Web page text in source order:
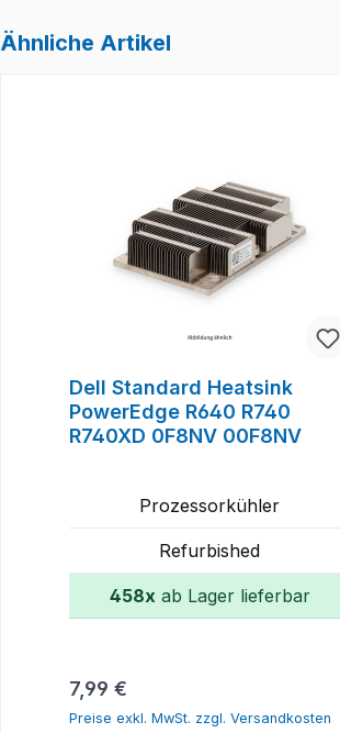
Ähnliche Artikel
Dell Standard Heatsink
PowerEdge R640 R740
R740XD 0F8NV 00F8NV
Prozessorkühler
Refurbished
458x ab Lager lieferbar
Regulärer Preis:
7,99 €
Preise exkl. MwSt. zzgl. Versandkosten